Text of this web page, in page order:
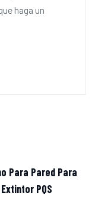
haga un
Para Pared Para
Extintor PQS